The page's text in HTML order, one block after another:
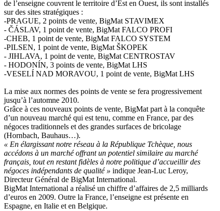
de l’enseigne couvrent le territoire d’Est en Ouest, ils sont installés
sur des sites stratégiques :
-PRAGUE, 2 points de vente, BigMat STAVIMEX
- ČÁSLAV, 1 point de vente, BigMat FALCO PROFI
-CHEB, 1 point de vente, BigMat FALCO SYSTEM
-PILSEN, 1 point de vente, BigMat ŠKOPEK
- JIHLAVA, 1 point de vente, BigMat CENTROSTAV
- HODONÍN, 3 points de vente, BigMat LHS
-VESELÍ NAD MORAVOU, 1 point de vente, BigMat LHS
La mise aux normes des points de vente se fera progressivement
jusqu’à l’automne 2010.
Grâce à ces nouveaux points de vente, BigMat part à la conquête
d’un nouveau marché qui est tenu, comme en France, par des
négoces traditionnels et des grandes surfaces de bricolage
(Hornbach, Bauhaus…).
« En élargissant notre réseau à la République Tchèque, nous
accédons à un marché offrant un potentiel similaire au marché
français, tout en restant fidèles à notre politique d’accueillir des
négoces indépendants de qualité » indique Jean-Luc Leroy,
Directeur Général de BigMat International.
BigMat International a réalisé un chiffre d’affaires de 2,5 milliards
d’euros en 2009. Outre la France, l’enseigne est présente en
Espagne, en Italie et en Belgique.